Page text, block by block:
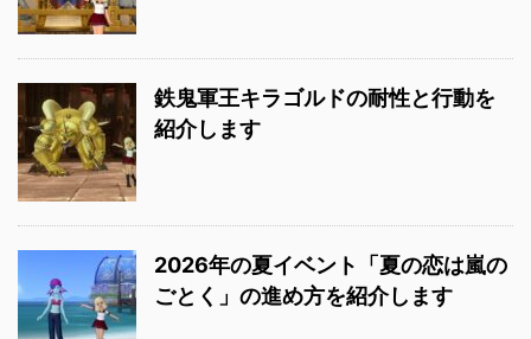
鉄鬼軍王キラゴルドの耐性と行動を
紹介します
2026年の夏イベント「夏の恋は嵐の
ごとく」の進め方を紹介します